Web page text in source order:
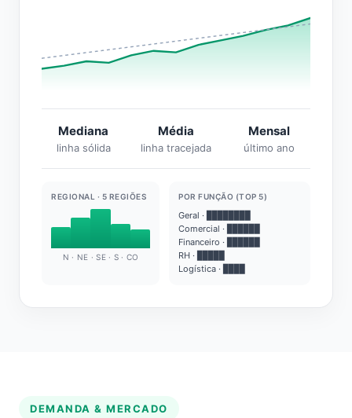
Mediana
linha sólida
Média
linha tracejada
Mensal
último ano
REGIONAL · 5 REGIÕES
N · NE · SE · S · CO
POR FUNÇÃO (TOP 5)
Geral · ████████
Comercial · ██████
Financeiro · ██████
RH · █████
Logística · ████
DEMANDA & MERCADO